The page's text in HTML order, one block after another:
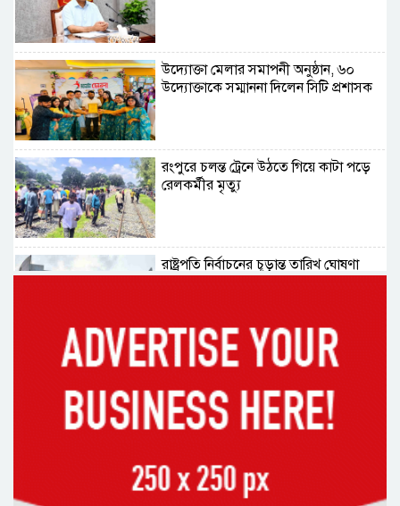
উদ্যোক্তা মেলার সমাপনী অনুষ্ঠান, ৬০
উদ্যোক্তাকে সম্মাননা দিলেন সিটি প্রশাসক
রংপুরে চলন্ত ট্রেনে উঠতে গিয়ে কাটা পড়ে
রেলকর্মীর মৃত্যু
রাষ্ট্রপতি নির্বাচনের চূড়ান্ত তারিখ ঘোষণা
সাভারের রাজপথে রক্তের দাগ, স্মৃতিতে
সতর্কতা জারি